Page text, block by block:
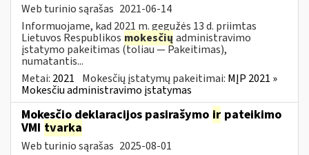
Web turinio sąrašas 2021-06-14
Informuojame, kad 2021 m. gegužės 13 d. priimtas
Lietuvos Respublikos mokesčių administravimo
įstatymo pakeitimas (toliau — Pakeitimas),
numatantis...
Metai: 2021 Mokesčių įstatymų pakeitimai: MĮP 2021 »
Mokesčiu administravimo įstatymas
Mokesčio deklaracijos pasirašymo ir pateikimo
VMI tvarka
Web turinio sąrašas 2025-08-01